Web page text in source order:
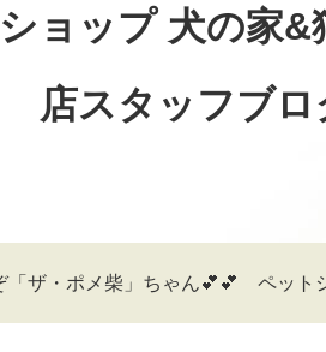
ョップ 犬の家&
店スタッフブロ
「ザ・ポメ柴」ちゃん💕💕 ペット